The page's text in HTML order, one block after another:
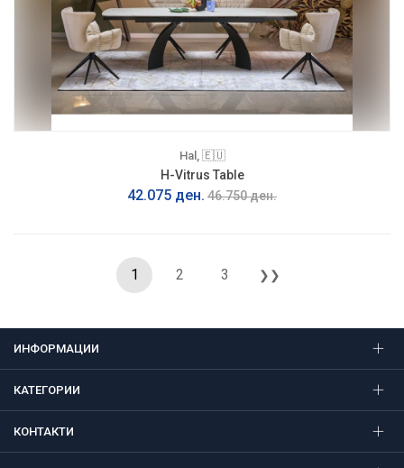
Hal, 🇪🇺
H-Vitrus Table
42.075 ден. 46.750 ден.
1 2 3 ❯❯
ИНФОРМАЦИИ
КАТЕГОРИИ
КОНТАКТИ